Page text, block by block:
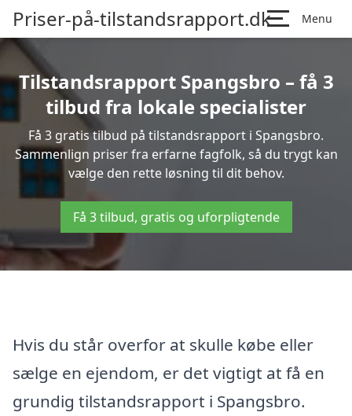
Priser-på-tilstandsrapport.dk Menu
Tilstandsrapport Spangsbro – få 3
tilbud fra lokale specialister
Få 3 gratis tilbud på tilstandsrapport i Spangsbro.
Sammenlign priser fra erfarne fagfolk, så du trygt kan
vælge den rette løsning til dit behov.
Få 3 tilbud, gratis og uforpligtende
Hvis du står overfor at skulle købe eller
sælge en ejendom, er det vigtigt at få en
grundig tilstandsrapport i Spangsbro.